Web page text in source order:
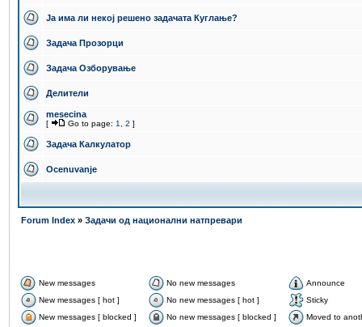
Ја има ли некој решено задачата Куглање?
Задача Прозорци
Задача Озборување
Делители
mesecina
[ Go to page: 1 2 ]
Задача Калкулатор
Ocenuvanje
Forum Index » Задачи од национални натпревари
New messages No new messages
Announce
New messages [ hot ]
No new messages [ hot ]
Sticky
New messages [ blocked ]
No new messages [ blocked ] Moved to